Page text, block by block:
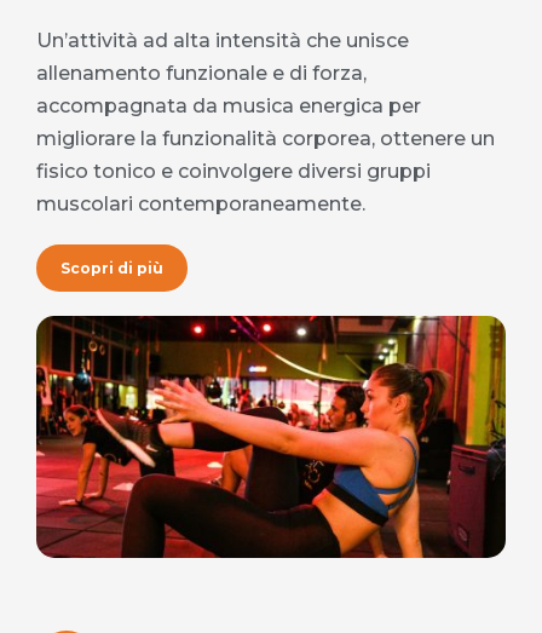
Un’attività ad alta intensità che unisce
allenamento funzionale e di forza,
accompagnata da musica energica per
migliorare la funzionalità corporea, ottenere un
fisico tonico e coinvolgere diversi gruppi
muscolari contemporaneamente.
Scopri di più